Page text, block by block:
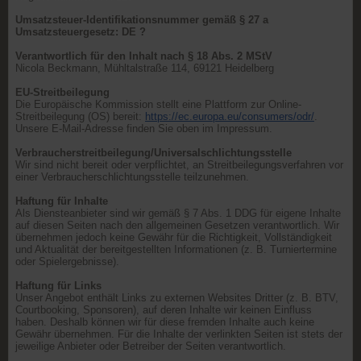
Umsatzsteuer-Identifikationsnummer gemäß § 27 a
Umsatzsteuergesetz: DE ?
Verantwortlich für den Inhalt nach § 18 Abs. 2 MStV
Nicola Beckmann, Mühltalstraße 114, 69121 Heidelberg
EU-Streitbeilegung
Die Europäische Kommission stellt eine Plattform zur Online-
Streitbeilegung (OS) bereit: https://ec.europa.eu/consumers/odr/.
Unsere E-Mail-Adresse finden Sie oben im Impressum.
Verbraucherstreitbeilegung/Universalschlichtungsstelle
Wir sind nicht bereit oder verpflichtet, an Streitbeilegungsverfahren vor
einer Verbraucherschlichtungsstelle teilzunehmen.
Haftung für Inhalte
Als Diensteanbieter sind wir gemäß § 7 Abs. 1 DDG für eigene Inhalte
auf diesen Seiten nach den allgemeinen Gesetzen verantwortlich. Wir
übernehmen jedoch keine Gewähr für die Richtigkeit, Vollständigkeit
und Aktualität der bereitgestellten Informationen (z. B. Turniertermine
oder Spielergebnisse).
Haftung für Links
Unser Angebot enthält Links zu externen Websites Dritter (z. B. BTV,
Courtbooking, Sponsoren), auf deren Inhalte wir keinen Einfluss
haben. Deshalb können wir für diese fremden Inhalte auch keine
Gewähr übernehmen. Für die Inhalte der verlinkten Seiten ist stets der
jeweilige Anbieter oder Betreiber der Seiten verantwortlich.